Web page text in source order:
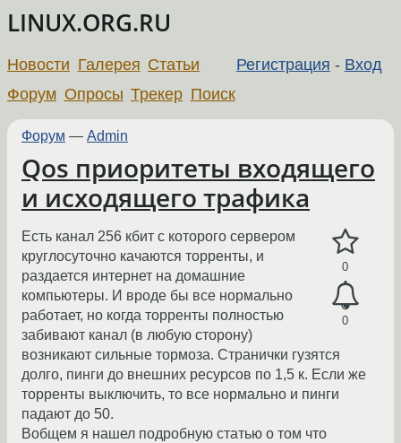
LINUX.ORG.RU
Регистрация - Вход
Новости Галерея Статьи
Форум Опросы Трекер Поиск
Форум — Admin
Qos приоритеты входящего
и исходящего трафика
0
0
Есть канал 256 кбит с которого сервером
круглосуточно качаются торренты, и
раздается интернет на домашние
компьютеры. И вроде бы все нормально
работает, но когда торренты полностью
забивают канал (в любую сторону)
возникают сильные тормоза. Странички гузятся
долго, пинги до внешних ресурсов по 1,5 к. Если же
торренты выключить, то все нормально и пинги
падают до 50.
Вобщем я нашел подробную статью о том что